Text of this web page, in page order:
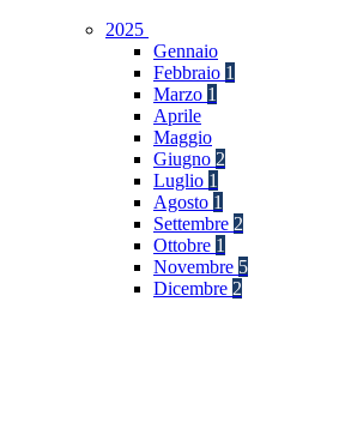
2025
Gennaio
Febbraio 1
Marzo 1
Aprile
Maggio
Giugno 2
Luglio 1
Agosto 1
Settembre 2
Ottobre 1
Novembre 5
Dicembre 2